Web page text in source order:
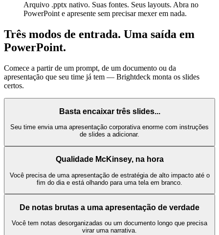
Arquivo .pptx nativo. Suas fontes. Seus layouts. Abra no
PowerPoint e apresente sem precisar mexer em nada.
Três modos de entrada. Uma saída em
PowerPoint.
Comece a partir de um prompt, de um documento ou da
apresentação que seu time já tem — Brightdeck monta os slides
certos.
Basta encaixar três slides...
Seu time envia uma apresentação corporativa enorme com instruções
de slides a adicionar.
Qualidade McKinsey, na hora
Você precisa de uma apresentação de estratégia de alto impacto até o
fim do dia e está olhando para uma tela em branco.
De notas brutas a uma apresentação de verdade
Você tem notas desorganizadas ou um documento longo que precisa
virar uma narrativa.